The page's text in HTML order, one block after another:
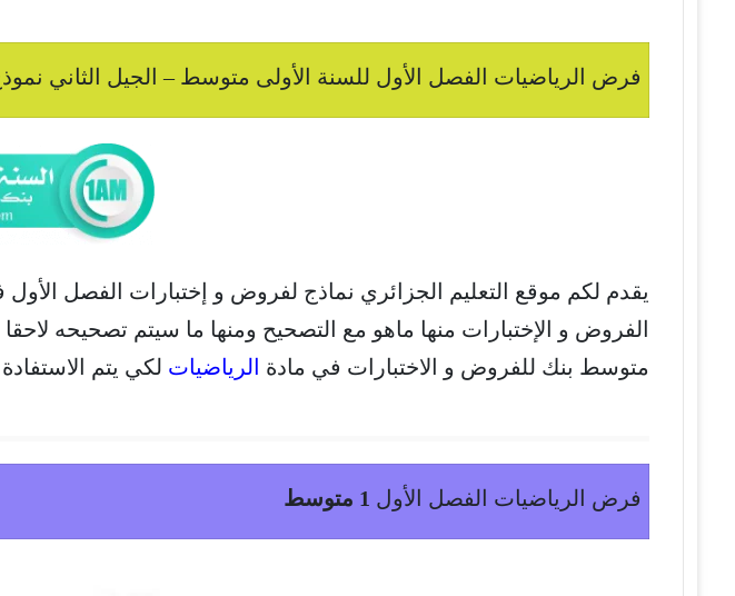
فرض الرياضيات الفصل الأول للسنة الأولى متوسط – الجيل الثاني نموذج
يقدم لكم موقع التعليم الجزائري نماذج لفروض و إختبارات الفصل الأول
الفروض و الإختبارات منها ماهو مع التصحيح ومنها ما سيتم تصحيحه
متوسط بنك للفروض و الاختبارات في مادة الرياضيات لكي يتم الاستفادة
فرض الرياضيات الفصل الأول 1 متوسط